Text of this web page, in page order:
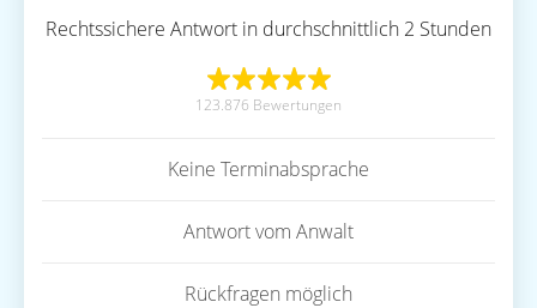
Rechtssichere Antwort in durchschnittlich 2 Stunden
123.876 Bewertungen
Keine Terminabsprache
Antwort vom Anwalt
Rückfragen möglich